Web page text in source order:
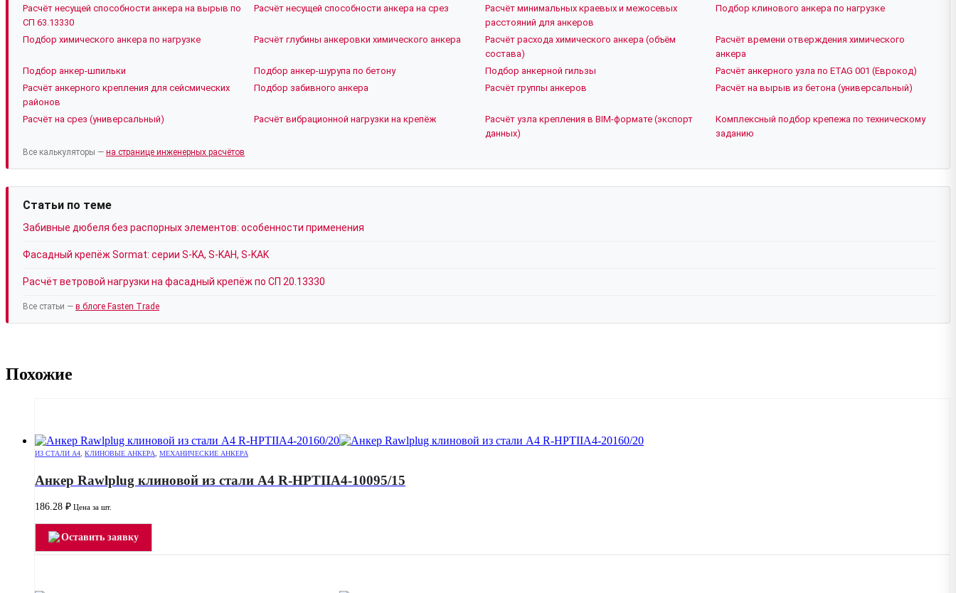
Расчёт несущей способности анкера на вырыв по
СП 63.13330
Расчёт несущей способности анкера на срез
Расчёт минимальных краевых и межосевых
расстояний для анкеров
Подбор клинового анкера по нагрузке
Подбор химического анкера по нагрузке Расчёт глубины анкеровки химического анкера
Расчёт расхода химического анкера (объём
состава)
Расчёт времени отверждения химического
анкера
Подбор анкер-шпильки
Подбор анкер-шурупа по бетону Подбор анкерной гильзы
Расчёт анкерного узла по ETAG 001 (Еврокод)
Расчёт анкерного крепления для сейсмических
районов
Подбор забивного анкера Расчёт группы анкеров Расчёт на вырыв из бетона (универсальный)
Расчёт на срез (универсальный) Расчёт вибрационной нагрузки на крепёж
Расчёт узла крепления в BIM-формате (экспорт
данных)
Комплексный подбор крепежа по техническому
заданию
Все калькуляторы — на странице инженерных расчётов
Статьи по теме
Забивные дюбеля без распорных элементов: особенности применения
Фасадный крепёж Sormat: серии S-KA, S-KAH, S-KAK
Расчёт ветровой нагрузки на фасадный крепёж по СП 20.13330
Все статьи — в блоге Fasten Trade
Похожие
ИЗ СТАЛИ А4, КЛИНОВЫЕ АНКЕРА, МЕХАНИЧЕСКИЕ АНКЕРА
Анкер Rawlplug клиновой из стали А4 R-HPTIIA4-10095/15
186.28 ₽ Цена за шт.
Оставить заявку